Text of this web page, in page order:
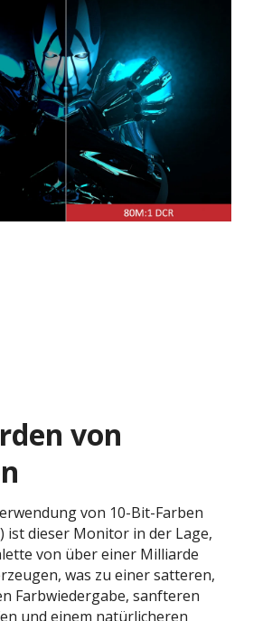
von
von 10-Bit-Farben
ist dieser Monitor in der Lage,
von über einer Milliarde
was zu einer satteren,
Farbwiedergabe, sanfteren
und einem natürlicheren